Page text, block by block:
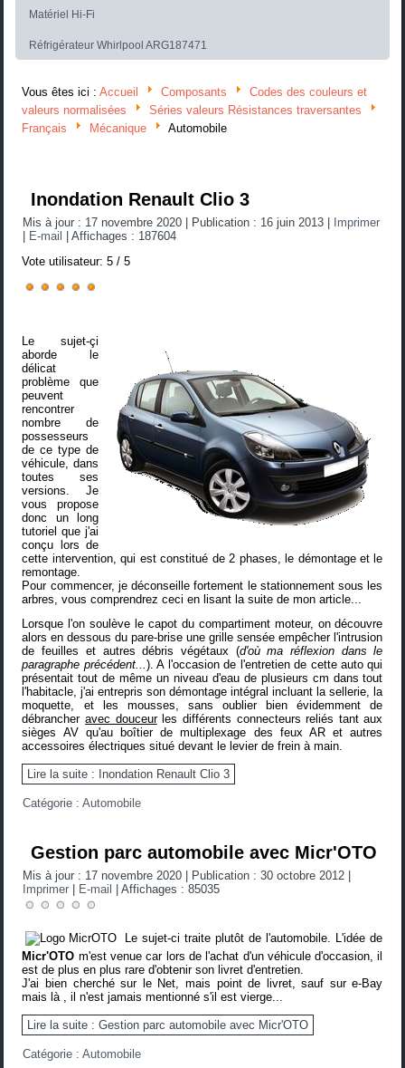
Matériel Hi-Fi
Réfrigérateur Whirlpool ARG187471
Vous êtes ici :Accueil Composants
Codes des couleurs et
valeurs normalisées
Séries valeurs Résistances traversantes
Français
Mécanique Automobile
Inondation Renault Clio 3
Mis à jour : 17 novembre 2020 Publication : 16 juin 2013
Imprimer
E-mail |Affichages : 187604
Vote utilisateur:5 /5
Le sujet-çi
aborde le
délicat
problème que
peuvent
rencontrer
nombre de
possesseurs
de ce type de
véhicule, dans
toutes ses
versions. Je
vous propose
donc un long
tutoriel que j'ai
conçu lors de
cette intervention, qui est constitué de 2 phases, le démontage et le
remontage.
Pour commencer, je déconseille fortement le stationnement sous les
arbres, vous comprendrez ceci en lisant la suite de mon article...
Lorsque l'on soulève le capot du compartiment moteur, on découvre
alors en dessous du pare-brise une grille sensée empêcher l'intrusion
de feuilles et autres débris végétaux (d'où ma réflexion dans le
paragraphe précédent...). A l'occasion de l'entretien de cette auto qui
présentait tout de même un niveau d'eau de plusieurs cm dans tout
l'habitacle, j'ai entrepris son démontage intégral incluant la sellerie, la
moquette, et les mousses, sans oublier bien évidemment de
débrancheravec douceurles différents connecteurs reliés tant aux
sièges AV qu'au boîtier de multiplexage des feux AR et autres
accessoires électriques situé devant le levier de frein à main.
Lire la suite : Inondation Renault Clio 3
Catégorie :Automobile
Gestion parc automobile avec Micr'OTO
Mis à jour : 17 novembre 2020 Publication : 30 octobre 2012
Imprimer
E-mail |Affichages : 85035
Le sujet-ci traite plutôt de l'automobile. L'idée de
Micr'OTO m'est venue car lors de l'achat d'un véhicule d'occasion, il
est de plus en plus rare d'obtenir son livret d'entretien.
J'ai bien cherché sur le Net, mais point de livret, sauf sur e-Bay
mais là , il n'est jamais mentionné s'il est vierge...
Lire la suite : Gestion parc automobile avec Micr'OTO
Catégorie :Automobile